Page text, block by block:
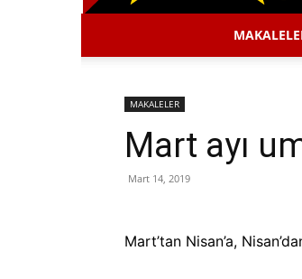
MAKALELER
Mart ayı
Mart 14, 2019
Mart’tan Nisan’a,